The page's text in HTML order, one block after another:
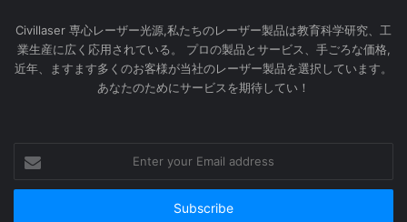
Civillaser 専心レーザー光源,私たちのレーザー製品は教育科学研究、工
業生産に広く応用されている。 プロの製品とサービス、手ごろな価格,
近年、ますます多くのお客様が当社のレーザー製品を選択しています。
あなたのためにサービスを期待してい！
your
Email